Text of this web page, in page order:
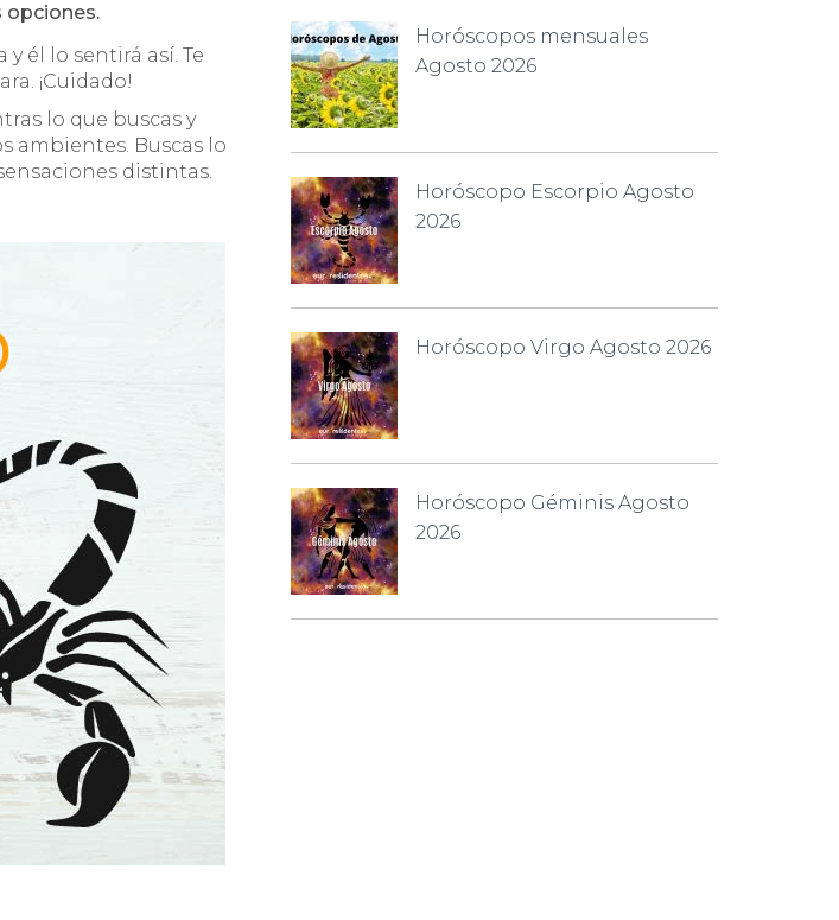
opciones.
él lo sentirá así. Te
¡Cuidado!
lo que buscas y
ambientes. Buscas lo
distintas.
Horóscopos mensuales
Agosto 2026
Horóscopo Escorpio Agosto
2026
Horóscopo Virgo Agosto 2026
Horóscopo Géminis Agosto
2026